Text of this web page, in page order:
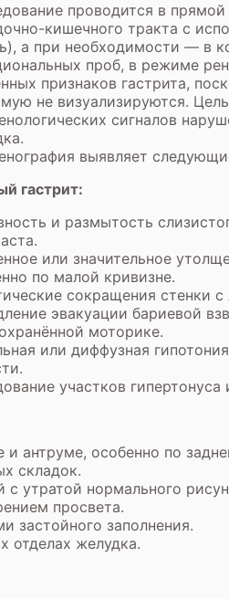
проводится в
кишечного тракта с
а при необходимости — в
проб, в режиме
признаков гастрита,
не визуализируются.
сигналов
выявляет
гастрит:
и размытость
или значительное
по малой кривизне.
сокращения стенки
эвакуации бариевой
моторике.
или диффузная
участков гипертонуса
антруме, особенно по
складок.
утратой нормального
просвета.
застойного заполнения.
отделах желудка.